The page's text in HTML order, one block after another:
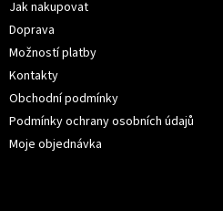
Jak nakupovat
Doprava
Možností platby
Kontakty
Obchodní podmínky
Podmínky ochrany osobních údajů
Moje objednávka